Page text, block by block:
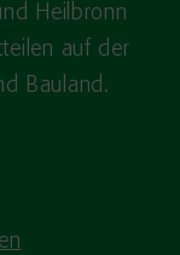
Heilbronn
auf der
Bauland.